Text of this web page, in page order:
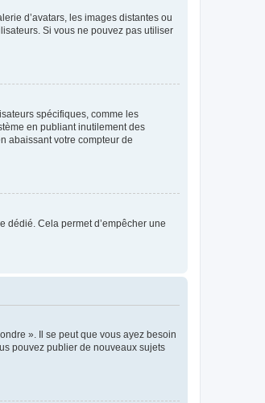
d’avatars, les images distantes ou
Si vous ne pouvez pas utiliser
spécifiques, comme les
en publiant inutilement des
abaissant votre compteur de
dédié. Cela permet d’empêcher une
». Il se peut que vous ayez besoin
pouvez publier de nouveaux sujets